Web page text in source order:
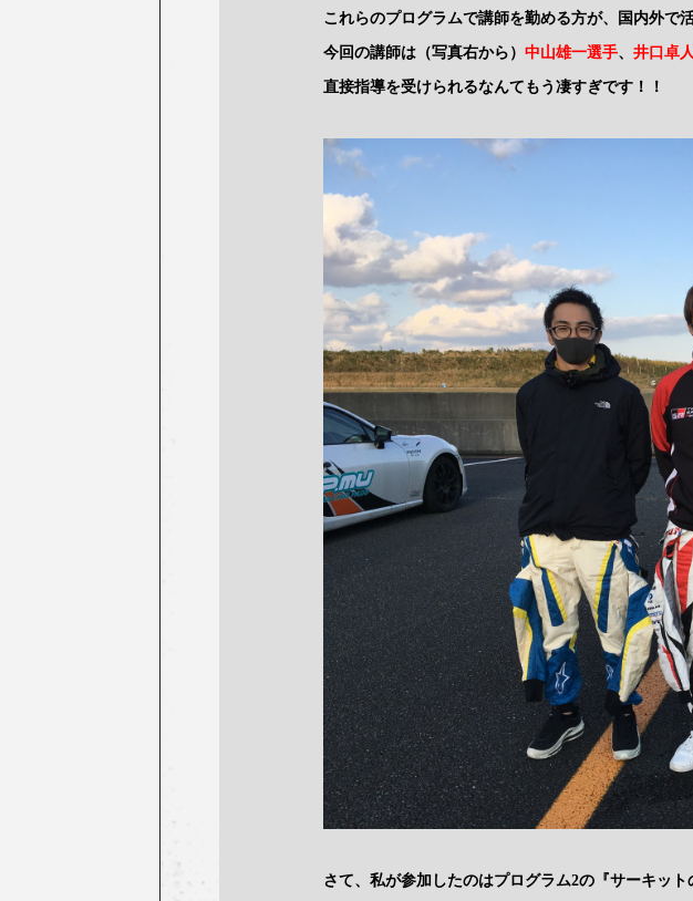
これらのプログラムで講師を勤める方が、国内外で
今回の講師は（写真右から） 中山雄一選手、 井口卓
直接指導を受けられるなんてもう凄すぎです！！
さて、私が参加したのはプログラム2の『サーキッ